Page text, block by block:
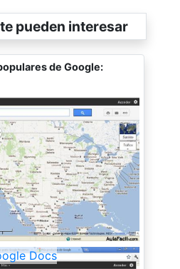
pueden interesar
de Google:
Docs